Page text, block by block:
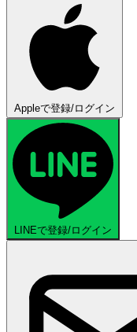
Appleで登録/ログイン
LINEで登録/ログイン